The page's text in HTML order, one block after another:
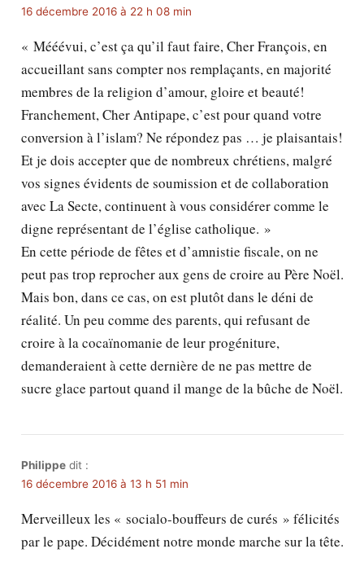
16 décembre 2016 à 22 h 08 min
« Mééévui, c’est ça qu’il faut faire, Cher François, en
accueillant sans compter nos remplaçants, en majorité
membres de la religion d’amour, gloire et beauté!
Franchement, Cher Antipape, c’est pour quand votre
conversion à l’islam? Ne répondez pas … je plaisantais!
Et je dois accepter que de nombreux chrétiens, malgré
vos signes évidents de soumission et de collaboration
avec La Secte, continuent à vous considérer comme le
digne représentant de l’église catholique. »
En cette période de fêtes et d’amnistie fiscale, on ne
peut pas trop reprocher aux gens de croire au Père Noël.
Mais bon, dans ce cas, on est plutôt dans le déni de
réalité. Un peu comme des parents, qui refusant de
croire à la cocaïnomanie de leur progéniture,
demanderaient à cette dernière de ne pas mettre de
sucre glace partout quand il mange de la bûche de Noël.
Philippe dit :
16 décembre 2016 à 13 h 51 min
Merveilleux les « socialo-bouffeurs de curés » félicités
par le pape. Décidément notre monde marche sur la tête.